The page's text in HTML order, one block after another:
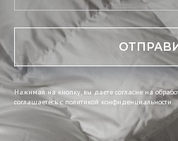
Нажимая на кнопку, вы даете согласие на
соглашаетесь c политикой конфиденциальности.